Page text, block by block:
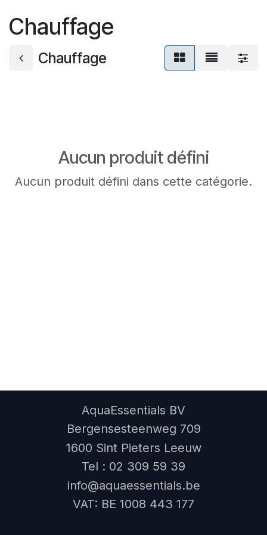
Chauffage
Chauffage
Aucun produit défini
Aucun produit défini dans cette catégorie.
AquaEssentials BV
Bergensesteenweg 709
1600 Sint Pieters Leeuw
Tel : 02 309 59 39
info@aquaessentials.be
VAT: BE 1008 443 177